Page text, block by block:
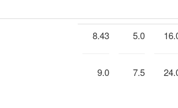
8.43
9.0
5.0
7.5